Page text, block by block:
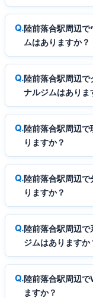
陸前落合駅周辺
ムはありますか？
陸前落合駅周辺で
ナルジムはありま
陸前落合駅周辺
りますか？
陸前落合駅周辺
りますか？
陸前落合駅周辺
ジムはありますか
陸前落合駅周辺で
ますか？